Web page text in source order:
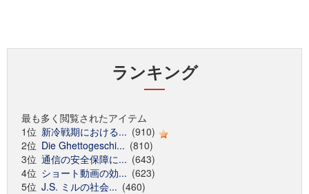
ランキング
最も多く閲覧されたアイテム
1位 新冷戦期における... (910)
2位 Die Ghettogeschi... (810)
3位 通信の安全保障に... (643)
4位 ショート動画の効... (623)
5位 J.S. ミルの社会... (460)